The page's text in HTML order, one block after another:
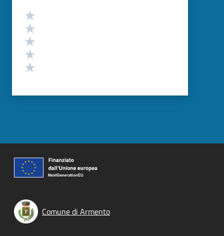
Valutazione
Comune di Armento